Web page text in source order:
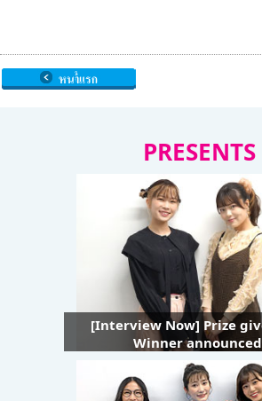
PRESENTS
[Interview Now] Prize
Winner